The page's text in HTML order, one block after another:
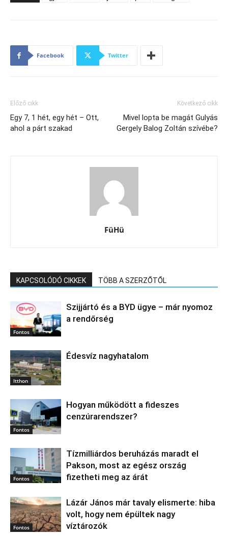
Facebook Twitter
Előző cikk
Egy 7, 1 hét, egy hét – Ott,
ahol a párt szakad
Következő cikk
Mivel lopta be magát Gulyás
Gergely Balog Zoltán szívébe?
FüHü
KAPCSOLÓDÓ CIKKEK TÖBB A SZERZŐTŐL
Fontos
Szijjártó és a BYD ügye – már nyomoz
a rendőrség
Itthon
Édesvíz nagyhatalom
Fontos
Hogyan működött a fideszes
cenzúrarendszer?
Fontos
Tízmilliárdos beruházás maradt el
Pakson, most az egész ország
fizetheti meg az árát
Fontos
Lázár János már tavaly elismerte: hiba
volt, hogy nem épültek nagy
víztározók